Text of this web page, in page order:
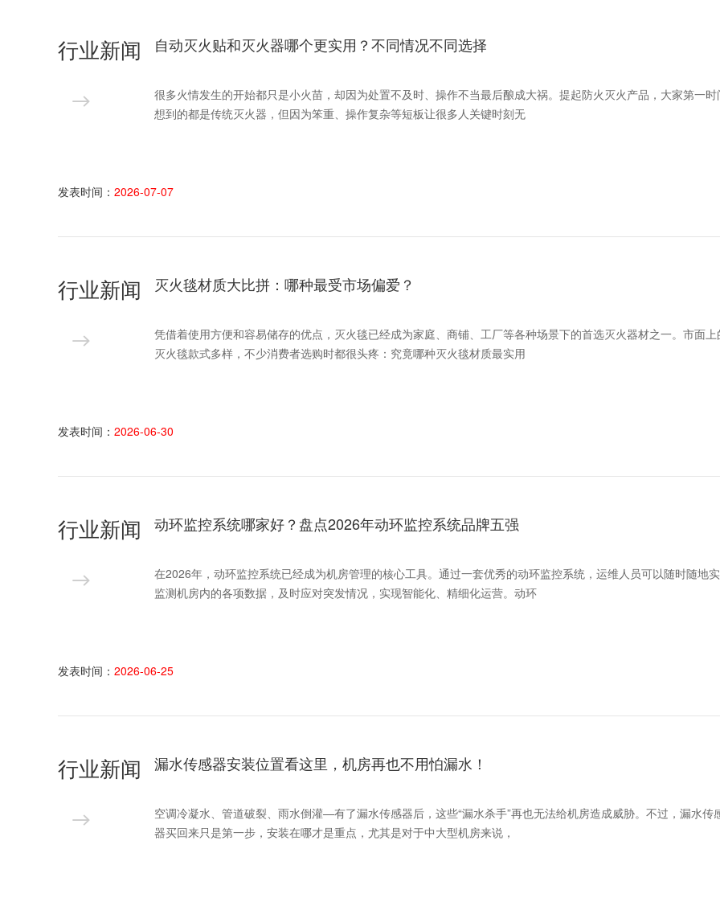
行业新闻 自动灭火贴和灭火器哪个更实用？不同情况不同选择
很多火情发生的开始都只是小火苗，却因为处置不及时、操作不当最后酿成大祸。提起防火灭火产品，大家第一时
想到的都是传统灭火器，但因为笨重、操作复杂等短板让很多人关键时刻无
发表时间： 2026-07-07
行业新闻 灭火毯材质大比拼：哪种最受市场偏爱？
凭借着使用方便和容易储存的优点，灭火毯已经成为家庭、商铺、工厂等各种场景下的首选灭火器材之一。市面上
灭火毯款式多样，不少消费者选购时都很头疼：究竟哪种灭火毯材质最实用
发表时间： 2026-06-30
行业新闻 动环监控系统哪家好？盘点2026年动环监控系统品牌五强
在2026年，动环监控系统已经成为机房管理的核心工具。通过一套优秀的动环监控系统，运维人员可以随时随地
监测机房内的各项数据，及时应对突发情况，实现智能化、精细化运营。动环
发表时间： 2026-06-25
行业新闻 漏水传感器安装位置看这里，机房再也不用怕漏水！
空调冷凝水、管道破裂、雨水倒灌—有了漏水传感器后，这些“漏水杀手”再也无法给机房造成威胁。不过，漏水传
器买回来只是第一步，安装在哪才是重点，尤其是对于中大型机房来说，